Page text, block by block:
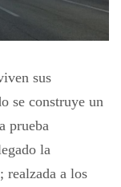
sus
se construye un
prueba
la
realzada a los